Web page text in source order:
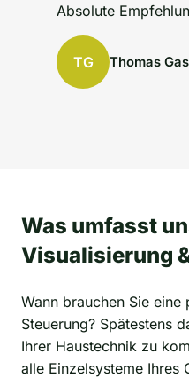
Absolute
TG Thomas
Was umfasst
Visualisierung
Wann brauchen Sie
Steuerung? Spätestens
Ihrer Haustechnik zu
alle Einzelsysteme Ihres